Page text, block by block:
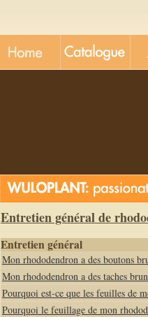
Entretien général de
Entretien général
Mon rhododendron a des boutons
Mon rhododendron a des taches
Pourquoi est-ce que les feuilles de
Pourquoi le feuillage de mon